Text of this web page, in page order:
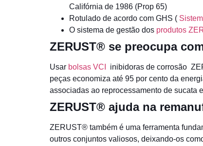
Califórnia de 1986 (Prop 65)
Rotulado de acordo com GHS (
O sistema de gestão dos produtos
ZERUST® se preocupa
Usar bolsas VCI
inibidoras de corrosão
peças economiza até 95 por cento da
associadas ao reprocessamento de sucata
ZERUST® ajuda na
ZERUST® também é uma ferramenta
outros conjuntos valiosos, deixando-os